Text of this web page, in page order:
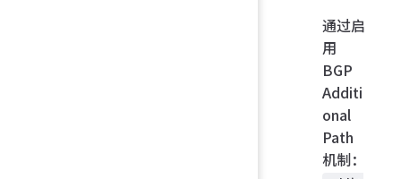
通过启
用
BGP
Additi
onal
Path
机制：